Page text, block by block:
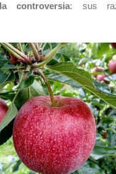
controversia: sus